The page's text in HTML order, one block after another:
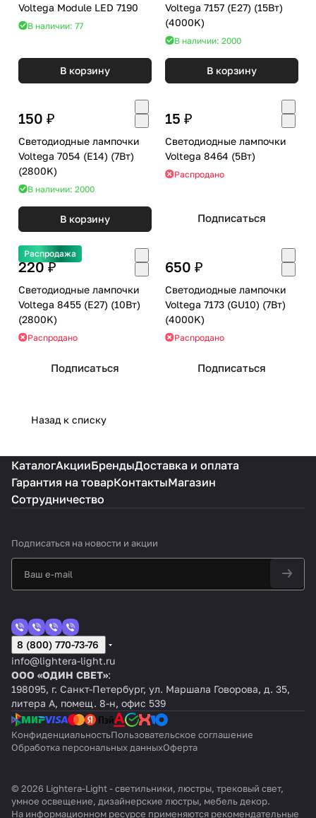
Voltega Module LED 7190
В наличии: 77
В корзину
Voltega 7157 (E27) (15Вт)
(4000K)
В наличии: 2000
В корзину
150 ₽
Светодиодные лампочки
Voltega 7054 (E14) (7Вт)
(2800K)
В наличии: 2000
В корзину
15 ₽
Светодиодные лампочки
Voltega 8464 (5Вт)
Распродано
Подписаться
Распродажа
220 ₽
Светодиодные лампочки
Voltega 8455 (E27) (10Вт)
(2800K)
Распродано
Подписаться
650 ₽
Светодиодные лампочки
Voltega 7173 (GU10) (7Вт)
(4000K)
Распродано
Подписаться
Назад к списку
КаталогАкцииБрендыДоставка и оплата
Гарантия на товарКонтактыМагазин
Сотрудничество
Подписаться на новости и акции
8 (800) 770-73-76
info@lightera-light.ru
ООО «ОДИН СВЕТ»:
198095, г. Санкт-Петербург, ул. Маршала Говорова, д. 35,
литера А, помещ. 8-н, офис 539
КонфиденциальностьПользовательское соглашение
Обработка персональных данныхОферта
© 2026 Lightera-Light - светильники, люстры, трековый свет,
умное освещение, дизайнерские люстры, мебель декор.
На информационном ресурсе применяются рекомендательные